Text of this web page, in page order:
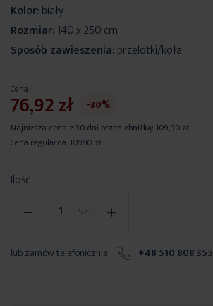
Kolor:biały
Rozmiar:140 x 250 cm
Sposób zawieszenia:przelotki/koła
Ilość
- szt. +
Cena
76,92 zł -30%
Najniższa cena z 30 dni przed obniżką: 109,90 zł
Cena regularna: 109,90 zł
lub zamów telefonicznie: +48 510 808 355